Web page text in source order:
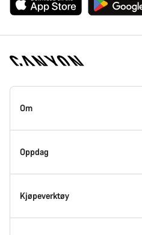
Canyon
hjemmeside
bunndel
Om
På innsiden av Canyon
Innovasjon hos Canyon
Oppdag
Eventer
Kjøpeverktøy